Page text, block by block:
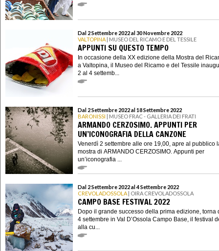
Dal 2 Settembre 2022 al 30 Novembre 2022
VALTOPINA | MUSEO DEL RICAMO E DEL TESSILE
APPUNTI SU QUESTO TEMPO
In occasione della XX edizione della Mostra del
a Valtopina, il Museo del Ricamo e del Tessile
2 al 4 settemb...
Dal 2 Settembre 2022 al 18 Settembre 2022
BARONISSI | MUSEO FRAC - GALLERIA DEI FRATI
ARMANDO CERZOSIMO. APPUNTI PER
UN’ICONOGRAFIA DELLA CANZONE
Venerdì 2 settembre alle ore 19,00, apre al pubblico
mostra di ARMANDO CERZOSIMO. Appunti per
un’iconografia ...
Dal 2 Settembre 2022 al 4 Settembre 2022
CREVOLADOSSOLA | OIRA CREVOLADOSSOLA
CAMPO BASE FESTIVAL 2022
Dopo il grande successo della prima edizione, torna
4 settembre in Val D’Ossola Campo Base, il festival
alla cu...